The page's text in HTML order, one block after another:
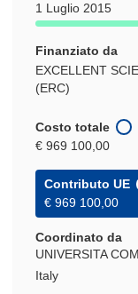
1 Luglio 2015
Finanziato da
EXCELLENT
(ERC)
Costo totale
€ 969 100,00
Contributo UE
€ 969 100,00
Coordinato da
UNIVERSITA
Italy